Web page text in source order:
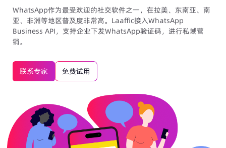
WhatsApp作为最受欢迎的社交软件之一，在拉美、东南亚、南
亚、非洲等地区普及度非常高。Laaffic接入WhatsApp
Business API，支持企业下发WhatsApp验证码，进行私域营
销。
联系专家 免费试用